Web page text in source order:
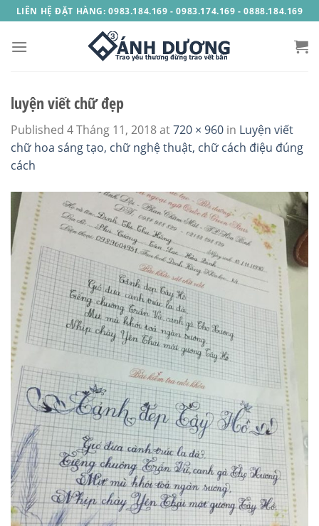
Skip
to
content
LIÊN HỆ ĐẶT HÀNG: 0983.184.169 - 0983.174.169 - 0888.184.169
luyện viết chữ đẹp
Published 4 Tháng 11, 2018at720 × 960 in Luyện viết
chữ hoa sáng tạo, chữ nghệ thuật, chữ cách điệu đúng
cách